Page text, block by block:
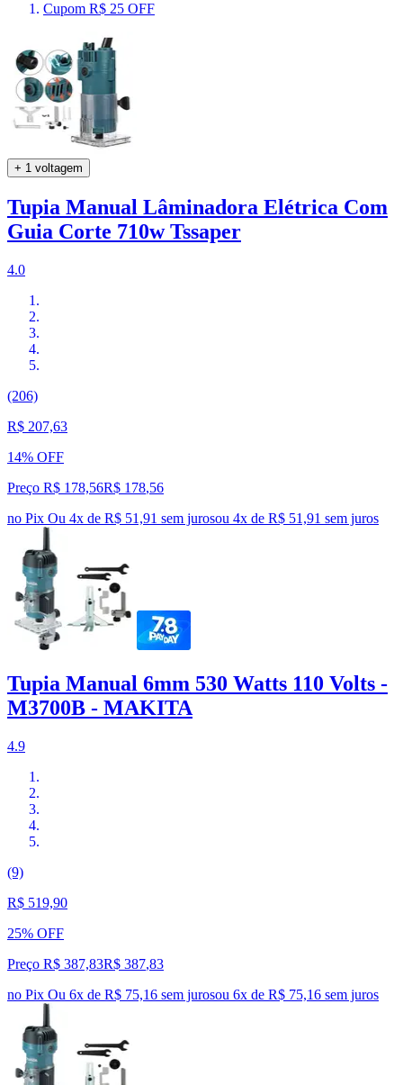
Cupom R$ 25 OFF
+ 1 voltagem
Tupia Manual Lâminadora Elétrica Com
Guia Corte 710w Tssaper
4.0
(206)
R$ 207,63
14% OFF
Preço R$ 178,56R$ 178,56
no Pix Ou 4x de R$ 51,91 sem jurosou 4x de R$ 51,91 sem juros
Tupia Manual 6mm 530 Watts 110 Volts -
M3700B - MAKITA
4.9
(9)
R$ 519,90
25% OFF
Preço R$ 387,83R$ 387,83
no Pix Ou 6x de R$ 75,16 sem jurosou 6x de R$ 75,16 sem juros